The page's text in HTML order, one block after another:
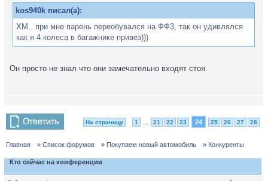
kos940k писал(а):
ХМ.. при мне парень переобувался на ФФ3, так он удивлялся
как я 4 колеса в багажнике привез)))
Он просто не знал что они замечательно входят стоя.
На страницу 1 21 22 23 24 25 26 27 28
Главная » Список форумов » Покупаем новый автомобиль » Конкуренты
Кто сейчас на конференции